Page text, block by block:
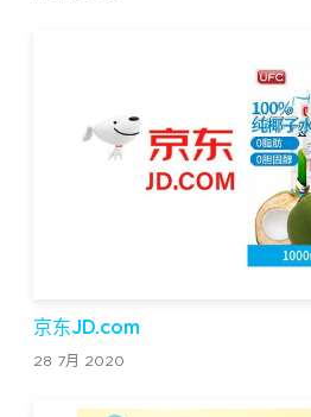
京东JD.com
28 7月 2020